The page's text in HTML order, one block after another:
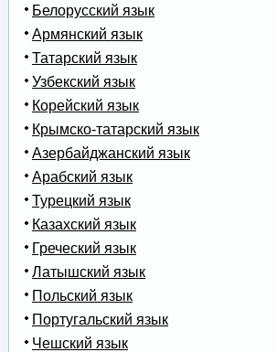
Белорусский язык
Армянский язык
Татарский язык
Узбекский язык
Корейский язык
Крымско-татарский язык
Азербайджанский язык
Арабский язык
Турецкий язык
Казахский язык
Греческий язык
Латышский язык
Польский язык
Португальский язык
Чешский язык